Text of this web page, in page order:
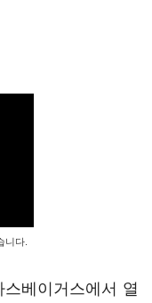
니다.
베이거스에서 열